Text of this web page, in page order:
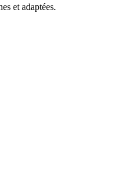
et adaptées.